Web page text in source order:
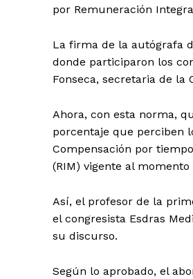
por Remuneración
La firma de la autógrafa
donde participaron los
Fonseca, secretaria de la
Ahora, con esta norma,
porcentaje que perciben
Compensación por
(RIM) vigente al
Así, el profesor de la
el congresista Esdras
su discurso.
Según lo aprobado, el